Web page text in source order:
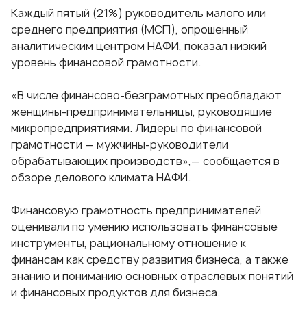
Каждый пятый (21%) руководитель малого или
среднего предприятия (МСП), опрошенный
аналитическим центром НАФИ, показал низкий
уровень финансовой грамотности.
«В числе финансово-безграмотных преобладают
женщины-предпринимательницы, руководящие
микропредприятиями. Лидеры по финансовой
грамотности — мужчины-руководители
обрабатывающих производств»,— сообщается в
обзоре делового климата НАФИ.
Финансовую грамотность предпринимателей
оценивали по умению использовать финансовые
инструменты, рациональному отношение к
финансам как средству развития бизнеса, а также
знанию и пониманию основных отраслевых понятий
и финансовых продуктов для бизнеса.